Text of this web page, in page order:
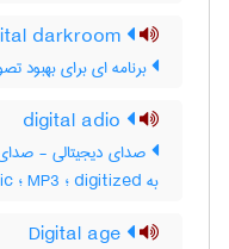
برنامه ای برای بهبود
صدای دیجیتالی - صدای
به digitized ؛ MP3 ؛ wave file music